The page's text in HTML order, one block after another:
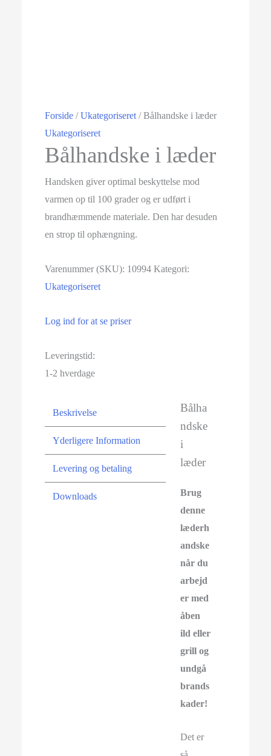
Forside /Ukategoriseret / Bålhandske i læder
Ukategoriseret
Bålhandske i læder
Handsken giver optimal beskyttelse mod
varmen op til 100 grader og er udført i
brandhæmmende materiale. Den har desuden
en strop til ophængning.
Varenummer (SKU): 10994 Kategori:
Ukategoriseret
Log ind for at se priser
Leveringstid:
1-2 hverdage
Beskrivelse
Yderligere Information
Levering og betaling
Downloads
Bålha
ndske
i
læder
Brug
denne
læderh
andske
når du
arbejd
er med
åben
ild eller
grill og
undgå
brands
kader!
Det er